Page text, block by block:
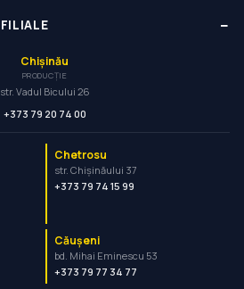
FILIALE −
Chișinău
PRODUCȚIE
str. Vadul Bicului 26
+373 79 20 74 00
Chetrosu
str. Chișinăului 37
+373 79 74 15 99
Căușeni
bd. Mihai Eminescu 53
+373 79 77 34 77